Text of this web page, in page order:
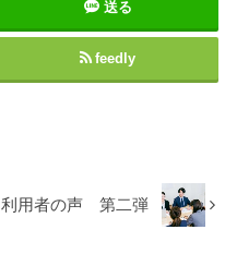
送る
feedly
利用者の声 第二弾